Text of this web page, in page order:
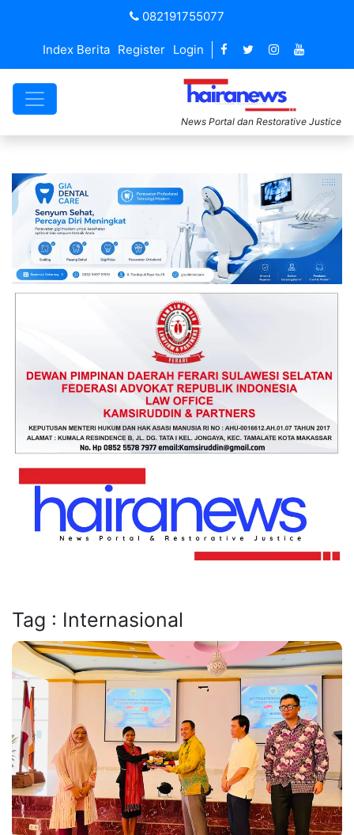
082191755077
Index Berita Register Login
News Portal dan Restorative Justice
Tag : Internasional